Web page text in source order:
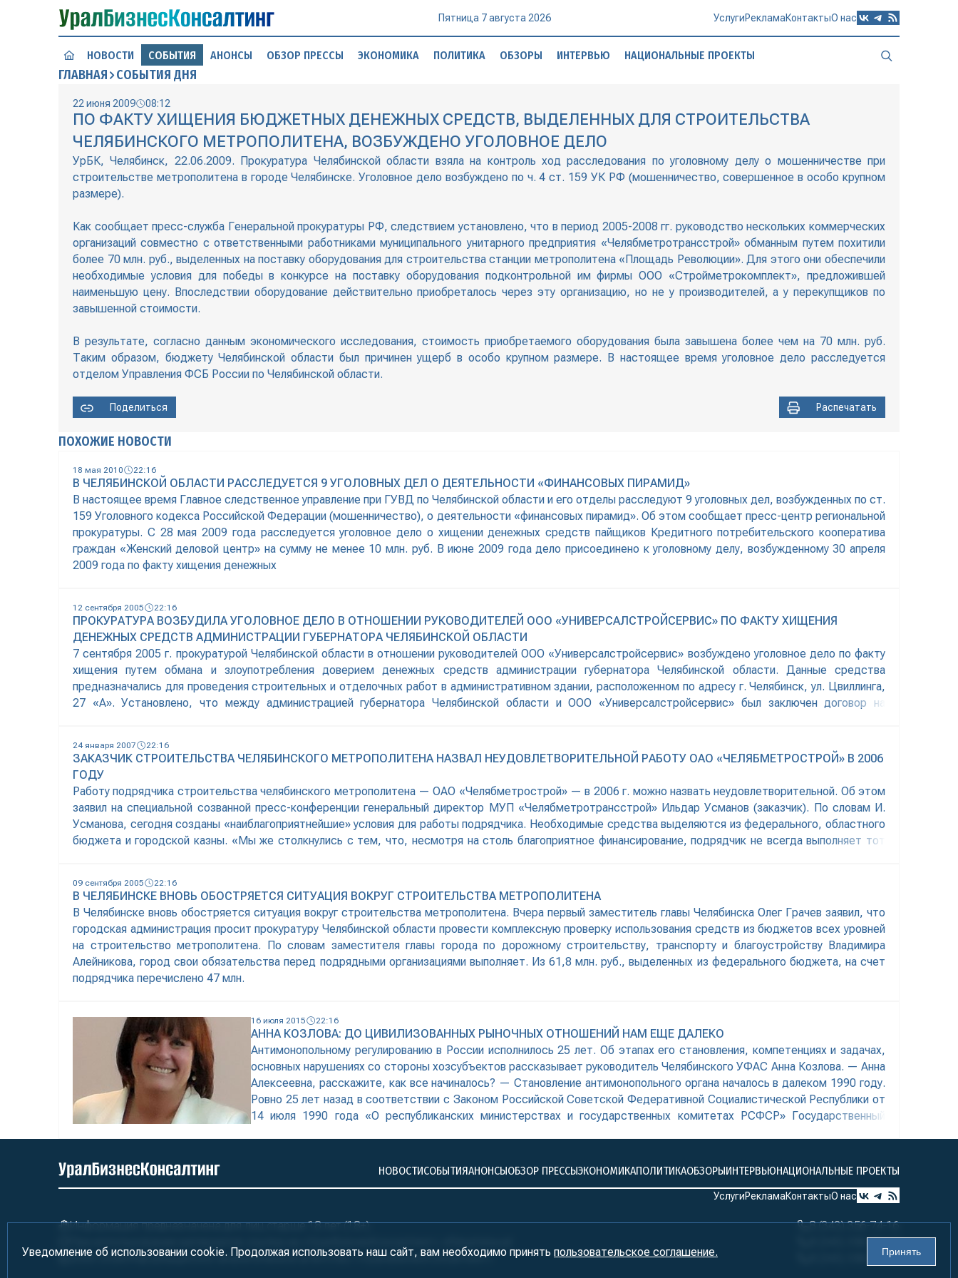
Пятница 7 августа 2026 УслугиРекламаКонтактыО нас
НОВОСТИ СОБЫТИЯ АНОНСЫ ОБЗОР ПРЕССЫ ЭКОНОМИКА ПОЛИТИКА ОБЗОРЫ ИНТЕРВЬЮ НАЦИОНАЛЬНЫЕ ПРОЕКТЫ
ГЛАВНАЯ СОБЫТИЯ ДНЯ
22 июня 2009 08:12
ПО ФАКТУ ХИЩЕНИЯ БЮДЖЕТНЫХ ДЕНЕЖНЫХ СРЕДСТВ, ВЫДЕЛЕННЫХ ДЛЯ СТРОИТЕЛЬСТВА
ЧЕЛЯБИНСКОГО МЕТРОПОЛИТЕНА, ВОЗБУЖДЕНО УГОЛОВНОЕ ДЕЛО
УрБК, Челябинск, 22.06.2009. Прокуратура Челябинской области взяла на контроль ход расследования по уголовному делу о мошенничестве при
строительстве метрополитена в городе Челябинске. Уголовное дело возбуждено по ч. 4 ст. 159 УК РФ (мошенничество, совершенное в особо крупном
размере).
Как сообщает пресс-служба Генеральной прокуратуры РФ, следствием установлено, что в период 2005-2008 гг. руководство нескольких коммерческих
организаций совместно с ответственными работниками муниципального унитарного предприятия «Челябметротрансстрой» обманным путем похитили
более 70 млн. руб., выделенных на поставку оборудования для строительства станции метрополитена «Площадь Революции». Для этого они обеспечили
необходимые условия для победы в конкурсе на поставку оборудования подконтрольной им фирмы ООО «Стройметрокомплект», предложившей
наименьшую цену. Впоследствии оборудование действительно приобреталось через эту организацию, но не у производителей, а у перекупщиков по
завышенной стоимости.
В результате, согласно данным экономического исследования, стоимость приобретаемого оборудования была завышена более чем на 70 млн. руб.
Таким образом, бюджету Челябинской области был причинен ущерб в особо крупном размере. В настоящее время уголовное дело расследуется
отделом Управления ФСБ России по Челябинской области.
Поделиться Распечатать
ПОХОЖИЕ НОВОСТИ
18 мая 2010 22:16
В ЧЕЛЯБИНСКОЙ ОБЛАСТИ РАССЛЕДУЕТСЯ 9 УГОЛОВНЫХ ДЕЛ О ДЕЯТЕЛЬНОСТИ «ФИНАНСОВЫХ ПИРАМИД»
В настоящее время Главное следственное управление при ГУВД по Челябинской области и его отделы расследуют 9 уголовных дел, возбужденных по ст.
159 Уголовного кодекса Российской Федерации (мошенничество), о деятельности «финансовых пирамид». Об этом сообщает пресс-центр региональной
прокуратуры. С 28 мая 2009 года расследуется уголовное дело о хищении денежных средств пайщиков Кредитного потребительского кооператива
граждан «Женский деловой центр» на сумму не менее 10 млн. руб. В июне 2009 года дело присоединено к уголовному делу, возбужденному 30 апреля
2009 года по факту хищения денежных
12 сентября 2005 22:16
ПРОКУРАТУРА ВОЗБУДИЛА УГОЛОВНОЕ ДЕЛО В ОТНОШЕНИИ РУКОВОДИТЕЛЕЙ ООО «УНИВЕРСАЛСТРОЙСЕРВИС» ПО ФАКТУ ХИЩЕНИЯ
ДЕНЕЖНЫХ СРЕДСТВ АДМИНИСТРАЦИИ ГУБЕРНАТОРА ЧЕЛЯБИНСКОЙ ОБЛАСТИ
7 сентября 2005 г. прокуратурой Челябинской области в отношении руководителей ООО «Универсалстройсервис» возбуждено уголовное дело по факту
хищения путем обмана и злоупотребления доверием денежных средств администрации губернатора Челябинской области. Данные средства
предназначались для проведения строительных и отделочных работ в административном здании, расположенном по адресу г. Челябинск, ул. Цвиллинга,
27 «А». Установлено, что между администрацией губернатора Челябинской области и ООО «Универсалстройсервис» был заключен договор на
24 января 2007 22:16
ЗАКАЗЧИК СТРОИТЕЛЬСТВА ЧЕЛЯБИНСКОГО МЕТРОПОЛИТЕНА НАЗВАЛ НЕУДОВЛЕТВОРИТЕЛЬНОЙ РАБОТУ ОАО «ЧЕЛЯБМЕТРОСТРОЙ» В 2006
ГОДУ
Работу подрядчика строительства челябинского метрополитена — ОАО «Челябметрострой» — в 2006 г. можно назвать неудовлетворительной. Об этом
заявил на специальной созванной пресс-конференции генеральный директор МУП «Челябметротрансстрой» Ильдар Усманов (заказчик). По словам И.
Усманова, сегодня созданы «наиблагоприятнейшие» условия для работы подрядчика. Необходимые средства выделяются из федерального, областного
бюджета и городской казны. «Мы же столкнулись с тем, что, несмотря на столь благоприятное финансирование, подрядчик не всегда выполняет тот
09 сентября 2005 22:16
В ЧЕЛЯБИНСКЕ ВНОВЬ ОБОСТРЯЕТСЯ СИТУАЦИЯ ВОКРУГ СТРОИТЕЛЬСТВА МЕТРОПОЛИТЕНА
В Челябинске вновь обостряется ситуация вокруг строительства метрополитена. Вчера первый заместитель главы Челябинска Олег Грачев заявил, что
городская администрация просит прокуратуру Челябинской области провести комплексную проверку использования средств из бюджетов всех уровней
на строительство метрополитена. По словам заместителя главы города по дорожному строительству, транспорту и благоустройству Владимира
Алейникова, город свои обязательства перед подрядными организациями выполняет. Из 61,8 млн. руб., выделенных из федерального бюджета, на счет
подрядчика перечислено 47 млн.
16 июля 2015 22:16
АННА КОЗЛОВА: ДО ЦИВИЛИЗОВАННЫХ РЫНОЧНЫХ ОТНОШЕНИЙ НАМ ЕЩЕ ДАЛЕКО
Антимонопольному регулированию в России исполнилось 25 лет. Об этапах его становления, компетенциях и задачах,
основных нарушениях со стороны хозсубъектов рассказывает руководитель Челябинского УФАС Анна Козлова. — Анна
Алексеевна, расскажите, как все начиналось? — Становление антимонопольного органа началось в далеком 1990 году.
Ровно 25 лет назад в соответствии с Законом Российской Советской Федеративной Социалистической Республики от
14 июля 1990 года «О республиканских министерствах и государственных комитетах РСФСР» Государственный
НОВОСТИСОБЫТИЯАНОНСЫОБЗОР ПРЕССЫЭКОНОМИКАПОЛИТИКАОБЗОРЫИНТЕРВЬЮНАЦИОНАЛЬНЫЕ ПРОЕКТЫ
УслугиРекламаКонтактыО нас
Информация предназначена для лиц старше 18 лет (18+)
2000-2026Информационно-аналитическое агентство «УралБизнесКонсалтинг»
8 (343) 356-74-16
8 (343) 356-74-17
8 (343) 356-74-18
Уведомление об использовании cookie. Продолжая использовать наш сайт, вам необходимо принять пользовательское соглашение. Принять